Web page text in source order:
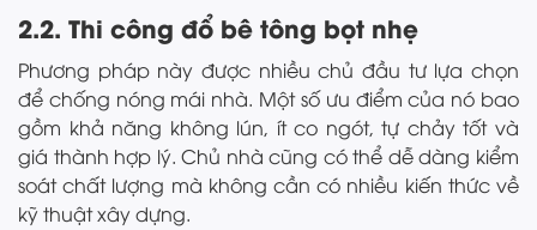
2.2. Thi công đổ bê tông bọt nhẹ
Phương pháp này được nhiều chủ đầu tư lựa chọn
để chống nóng mái nhà. Một số ưu điểm của nó bao
gồm khả năng không lún, ít co ngót, tự chảy tốt và
giá thành hợp lý. Chủ nhà cũng có thể dễ dàng kiểm
soát chất lượng mà không cần có nhiều kiến thức về
kỹ thuật xây dựng.